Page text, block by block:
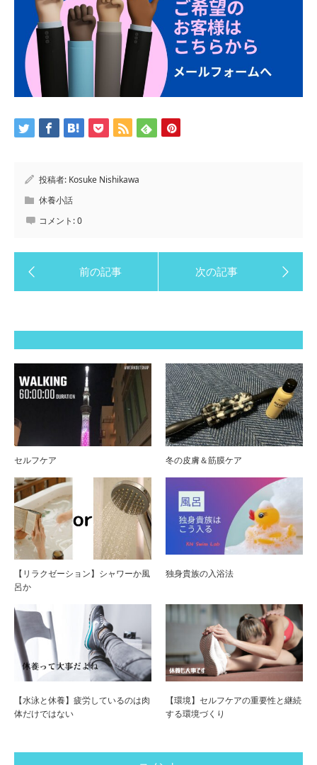
投稿者: Kosuke Nishikawa
休養小話
コメント:0
セルフケア 冬の皮膚＆筋膜ケア
【リラクゼーション】シャワーか風
呂か
独身貴族の入浴法
【水泳と休養】疲労しているのは肉
体だけではない
【環境】セルフケアの重要性と継続
する環境づくり